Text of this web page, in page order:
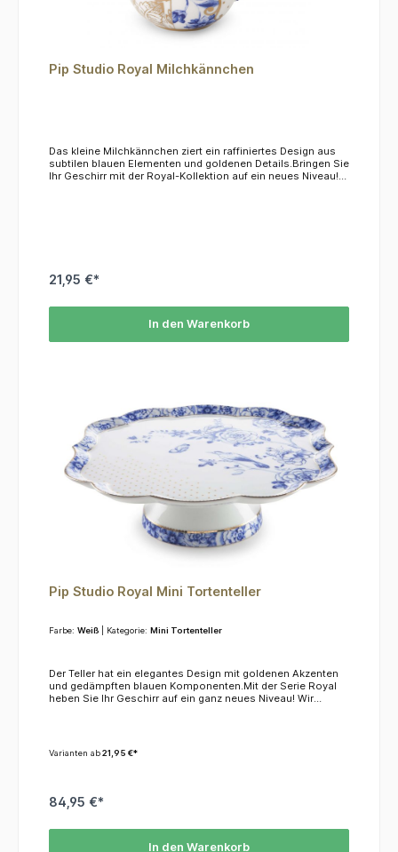
Pip Studio Royal Milchkännchen
Das kleine Milchkännchen ziert ein raffiniertes Design aus
subtilen blauen Elementen und goldenen Details.Bringen Sie
Ihr Geschirr mit der Royal-Kollektion auf ein neues Niveau!
21,95 €*
In den Warenkorb
Pip Studio Royal Mini Tortenteller
Farbe: Weiß | Kategorie: Mini Tortenteller
Der Teller hat ein elegantes Design mit goldenen Akzenten
und gedämpften blauen Komponenten.Mit der Serie Royal
heben Sie Ihr Geschirr auf ein ganz neues Niveau! Wir
Varianten ab21,95 €*
84,95 €*
In den Warenkorb